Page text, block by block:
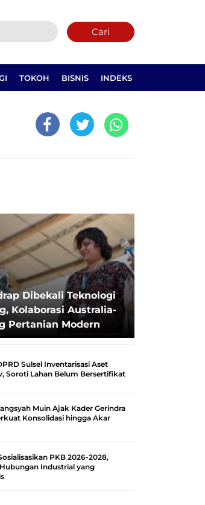
Cari
TOKOH BISNIS INDEKS
Dibekali Teknologi
Kolaborasi Australia-
Pertanian Modern
Sulsel Inventarisasi Aset
Soroti Lahan Belum Bersertifikat
Muin Ajak Kader Gerindra
Konsolidasi hingga Akar
PKB 2026-2028,
Industrial yang